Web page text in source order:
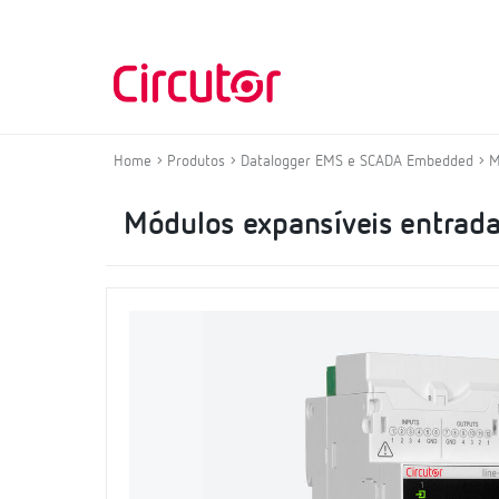
Home Produtos Datalogger EMS e SCADA Embedded
Módulos expansíveis